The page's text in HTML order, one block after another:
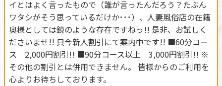
イとはよく言ったもので（誰が言ったんだろう？たぶん
ワタシがそう思っているだけか･･･）、人妻風俗店の在籍
奥様としては鏡のような存在ですねっ!! 是非、お試しく
ださいませ!! 只今新人割引にて案内中です!! ■60分コー
ス 2,000円割引!! ■90分コース以上 3,000円割引!! ※
その他の割引とは併用できません。 皆様からのご利用を
心よりお待ちしております。